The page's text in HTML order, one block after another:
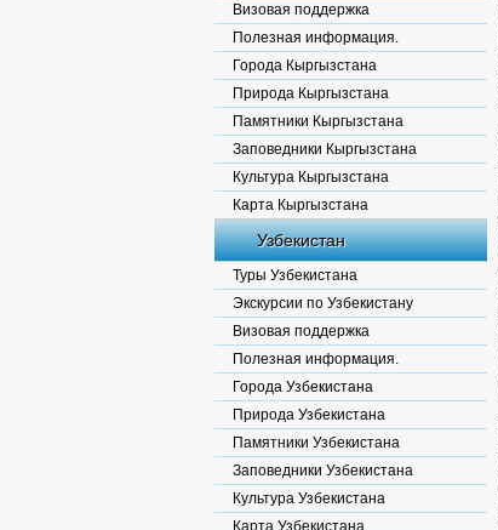
Визовая поддержка
Полезная информация.
Города Кыргызстана
Природа Кыргызстана
Памятники Кыргызстана
Заповедники Кыргызстана
Культура Кыргызстана
Карта Кыргызстана
Узбекистан
Туры Узбекистана
Экскурсии по Узбекистану
Визовая поддержка
Полезная информация.
Города Узбекистана
Природа Узбекистана
Памятники Узбекистана
Заповедники Узбекистана
Культура Узбекистана
Карта Узбекистана